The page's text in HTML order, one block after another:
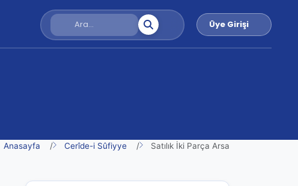
Üye Girişi
Anasayfa Cerîde-i Sûfiyye Satılık İki Parça Arsa